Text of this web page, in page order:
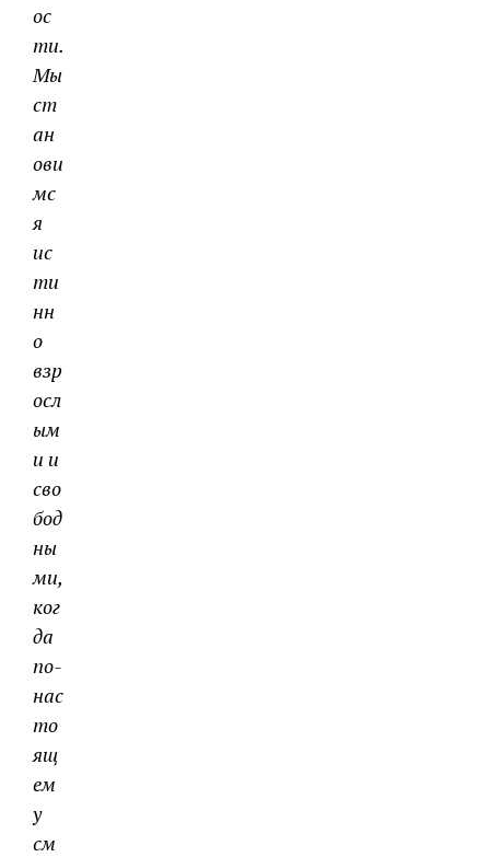
ос
ти.
Мы
ст
ан
ови
мс
я
ис
ти
нн
о
взр
осл
ым
и и
сво
бод
ны
ми,
ког
да
по-
нас
то
ящ
ем
у
см